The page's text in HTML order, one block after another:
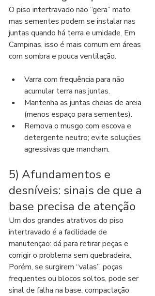
O piso intertravado não “gera” mato,
mas sementes podem se instalar nas
juntas quando há terra e umidade. Em
Campinas, isso é mais comum em áreas
com sombra e pouca ventilação.
Varra com frequência para não
acumular terra nas juntas.
Mantenha as juntas cheias de areia
(menos espaço para sementes).
Remova o musgo com escova e
detergente neutro; evite soluções
agressivas que mancham.
5) Afundamentos e
desníveis: sinais de que a
base precisa de atenção
Um dos grandes atrativos do piso
intertravado é a facilidade de
manutenção: dá para retirar peças e
corrigir o problema sem quebradeira.
Porém, se surgirem “valas”, poças
frequentes ou blocos soltos, pode ser
sinal de falha na base, compactação